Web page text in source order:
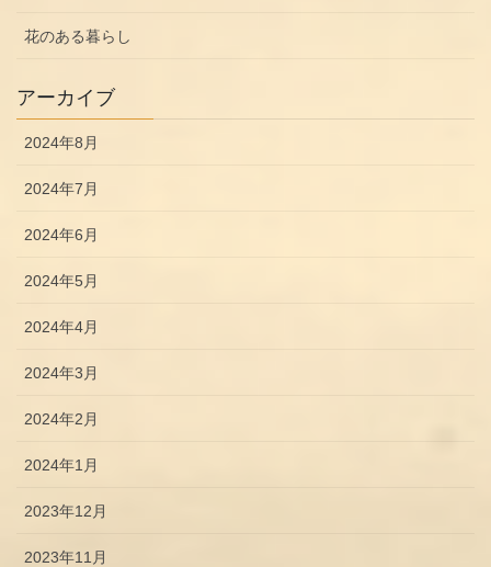
花のある暮らし
アーカイブ
2024年8月
2024年7月
2024年6月
2024年5月
2024年4月
2024年3月
2024年2月
2024年1月
2023年12月
2023年11月